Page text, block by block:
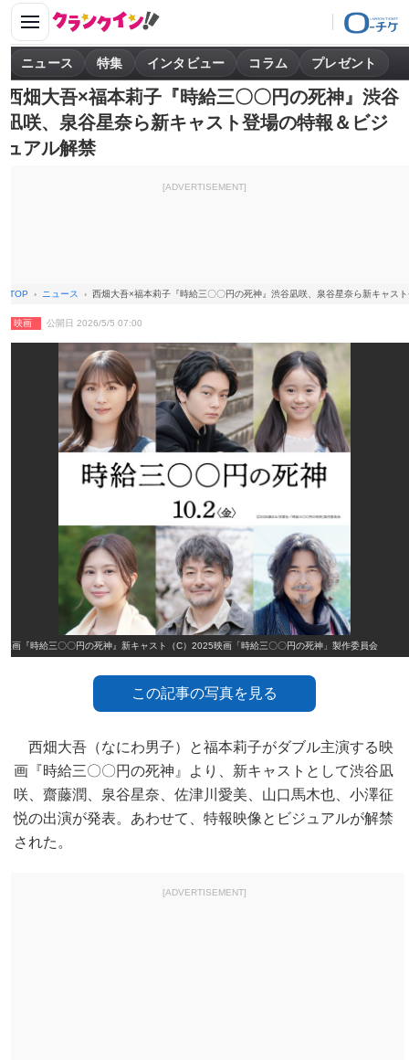
ニュース 特集 インタビュー コラム プレゼント
西畑大吾×福本莉子『時給三〇〇円の死神』渋谷
凪咲、泉谷星奈ら新キャスト登場の特報＆ビジ
ュアル解禁
[ADVERTISEMENT]
TOP ニュース 西畑大吾×福本莉子『時給三〇〇円の死神』渋谷凪咲、泉谷星奈ら新キャス
映画 公開日 2026/5/5 07:00
映画『時給三〇〇円の死神』新キャスト（C）2025映画「時給三〇〇円の死神」製作委員会
この記事の写真を見る
西畑大吾（なにわ男子）と福本莉子がダブル主演する映
画『時給三〇〇円の死神』より、新キャストとして渋谷凪
咲、齋藤潤、泉谷星奈、佐津川愛美、山口馬木也、小澤征
悦の出演が発表。あわせて、特報映像とビジュアルが解禁
された。
[ADVERTISEMENT]